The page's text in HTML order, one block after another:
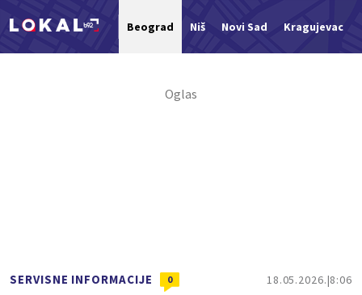
Beograd Niš Novi Sad Kragujevac
SERVISNE INFORMACIJE 0 18.05.2026. 8:06